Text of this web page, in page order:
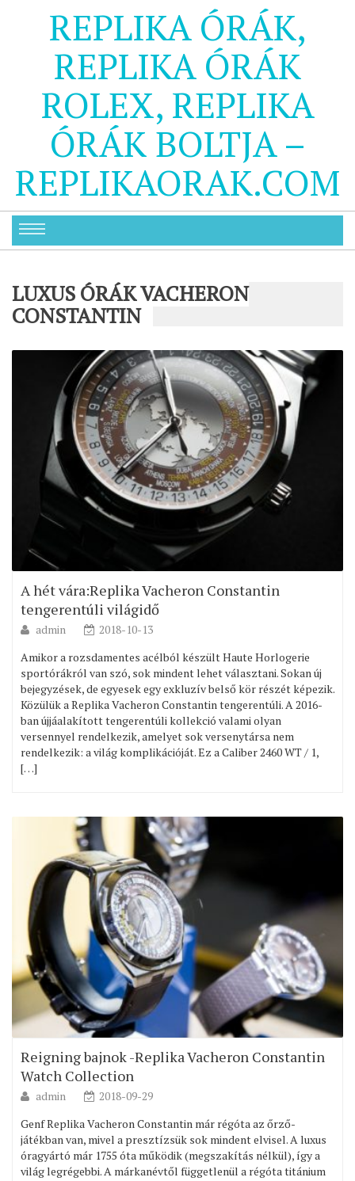
REPLIKA ÓRÁK,
REPLIKA ÓRÁK
ROLEX, REPLIKA
ÓRÁK BOLTJA –
REPLIKAORAK.COM
LUXUS ÓRÁK VACHERON
CONSTANTIN
A hét vára:Replika Vacheron Constantin
tengerentúli világidő
admin
2018-10-13
Amikor a rozsdamentes acélból készült Haute Horlogerie
sportórákról van szó, sok mindent lehet választani. Sokan új
bejegyzések, de egyesek egy exkluzív belső kör részét képezik.
Közülük a Replika Vacheron Constantin tengerentúli. A 2016-
ban újjáalakított tengerentúli kollekció valami olyan
versennyel rendelkezik, amelyet sok versenytársa nem
rendelkezik: a világ komplikációját. Ez a Caliber 2460 WT / 1,
[…]
Reigning bajnok -Replika Vacheron Constantin
Watch Collection
admin
2018-09-29
Genf Replika Vacheron Constantin már régóta az őrző-
játékban van, mivel a presztízsük sok mindent elvisel. A luxus
óragyártó már 1755 óta működik (megszakítás nélkül), így a
világ legrégebbi. A márkanévtől függetlenül a régóta titánium